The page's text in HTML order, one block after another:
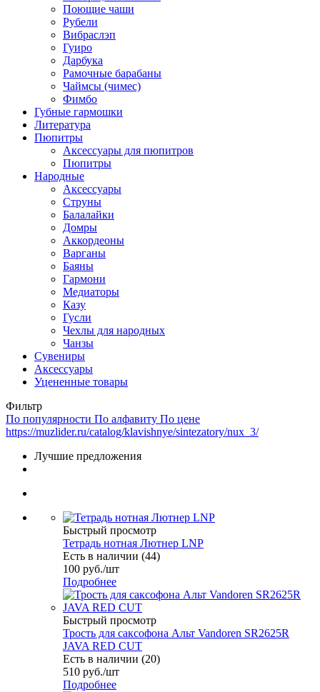
Поющие чаши
Рубели
Вибраслэп
Гуиро
Дарбука
Рамочные барабаны
Чаймсы (чимес)
Фимбо
Губные гармошки
Литература
Пюпитры
Аксессуары для пюпитров
Пюпитры
Народные
Аксессуары
Струны
Балалайки
Домры
Аккордеоны
Варганы
Баяны
Гармони
Медиаторы
Казу
Гусли
Чехлы для народных
Чанзы
Сувениры
Аксессуары
Уцененные товары
Фильтр
По популярности По алфавиту По цене
https://muzlider.ru/catalog/klavishnye/sintezatory/nux_3/
Лучшие предложения
Быстрый просмотр
Тетрадь нотная Лютнер LNP
Есть в наличии (44)
100 руб./шт
Подробнее
Быстрый просмотр
Трость для саксофона Альт Vandoren SR2625R
JAVA RED CUT
Есть в наличии (20)
510 руб./шт
Подробнее